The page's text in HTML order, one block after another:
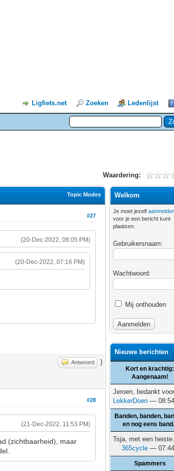
Ligfiets.net Zoeken Ledenlijst
Waardering:
Topic Modes
#27
(20-Dec-2022, 08:05 PM)
(20-Dec-2022, 07:16 PM)
Antwoord }
#28
(21-Dec-2022, 11:53 PM)
(zichtbaarheid), maar
Welkom
Je moet jezelf
voor je een bericht kunt
plaatsen.
Gebruikersnaam:
Wachtwoord:
Mij onthouden
Nieuwe berichten
Kort en krachtig:
Aangenaam!
Jeroen, bedankt
LekkerDoen —
Banden, banden,
en nog eens
Tsja, met een
365cycle —
Spammers